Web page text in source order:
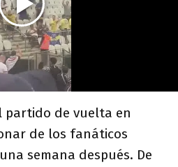
partido de vuelta en
de los fanáticos
semana después. De